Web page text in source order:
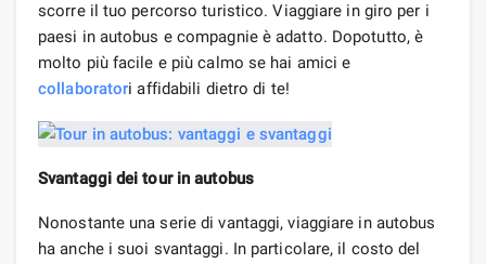
scorre il tuo percorso turistico. Viaggiare in giro per i
paesi in autobus e compagnie è adatto. Dopotutto, è
molto più facile e più calmo se hai amici e
collaboratori affidabili dietro di te!
Svantaggi dei tour in autobus
Nonostante una serie di vantaggi, viaggiare in autobus
ha anche i suoi svantaggi. In particolare, il costo del